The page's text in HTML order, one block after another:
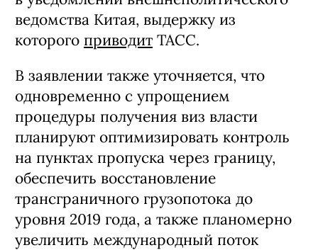
ведомства Китая, выдержку из
которого приводит ТАСС.
В заявлении также уточняется, что
одновременно с упрощением
процедуры получения виз власти
планируют оптимизировать контроль
на пунктах пропуска через границу,
обеспечить восстановление
трансграничного грузопотока до
уровня 2019 года, а также планомерно
увеличить международный поток